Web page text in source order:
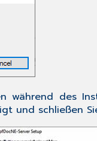
während des
und schließen